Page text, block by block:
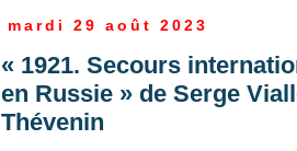
mardi 29 août 2023
« 1921. Secours
en Russie » de Serge
Thévenin